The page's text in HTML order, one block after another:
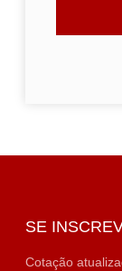
SE
Cotação